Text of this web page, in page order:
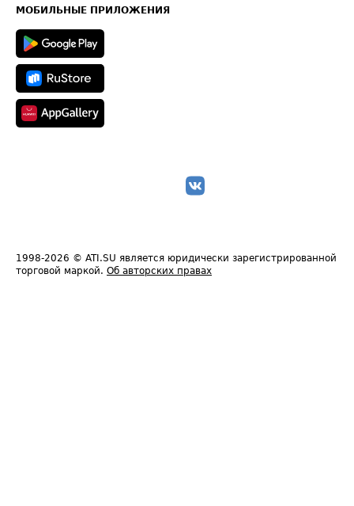
Техническая информация
МОБИЛЬНЫЕ ПРИЛОЖЕНИЯ
1998-2026 © ATI.SU является юридически зарегистрированной
торговой маркой. Об авторских правах